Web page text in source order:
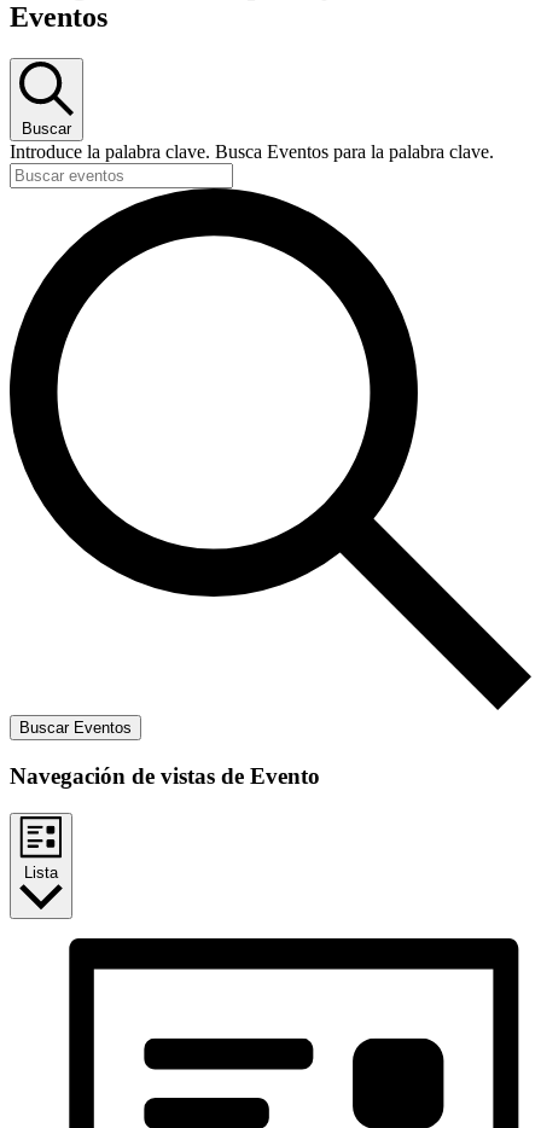
Eventos
Buscar
Introduce la palabra clave. Busca Eventos para la palabra clave.
Buscar Eventos
Navegación de vistas de Evento
Lista